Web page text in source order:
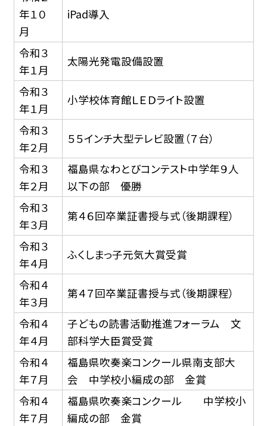
年１０
月
iPad導入
令和３
年１月
太陽光発電設備設置
令和３
年１月
小学校体育館ＬＥＤライト設置
令和３
年２月
５５インチ大型テレビ設置（７台）
令和３
年２月
福島県なわとびコンテスト中学年９人
以下の部 優勝
令和３
年３月
第４６回卒業証書授与式（後期課程）
令和３
年４月
ふくしまっ子元気大賞受賞
令和４
年３月
第４７回卒業証書授与式（後期課程）
令和４
年４月
子どもの読書活動推進フォーラム 文
部科学大臣賞受賞
令和４
年７月
福島県吹奏楽コンクール県南支部大
会 中学校小編成の部 金賞
令和４
年７月
福島県吹奏楽コンクール 中学校小
編成の部 金賞